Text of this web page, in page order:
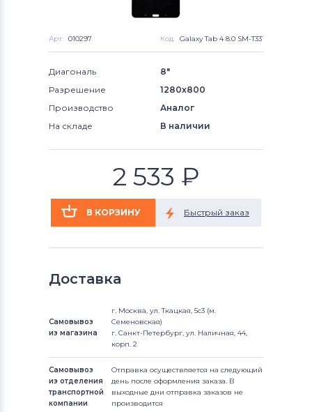
Арт: 010297 Код: Galaxy Tab 4 8.0 SM-T331,
Диагональ
8"
Разрешение
1280x800
Производство
Аналог
На складе
В наличии
2 533 ₽
Доставка
Самовывоз
из магазина
г. Москва, ул. Ткацкая, 5с3 (м.
Семеновская)
г. Санкт-Петербург, ул. Наличная, 44,
корп. 2
Самовывоз
из отделения
транспортной
компании
Отправка осуществляется на следующий
день после оформления заказа. В
выходные дни отправка заказов не
производится